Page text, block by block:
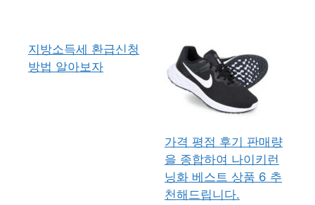
지방소득세 환급신청
방법 알아보자
가격 평점 후기 판매량
을 종합하여 나이키런
닝화 베스트 상품 6 추
천해드립니다.